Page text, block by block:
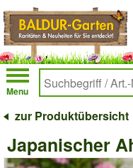
Menu
zur Produktübersicht
Japanischer